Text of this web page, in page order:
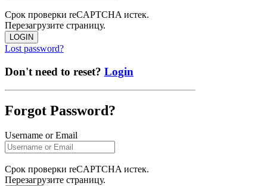
Срок проверки reCAPTCHA истек.
Перезагрузите страницу.
LOGIN
Lost password?
Don't need to reset? Login
Forgot Password?
Username or Email
Срок проверки reCAPTCHA истек.
Перезагрузите страницу.